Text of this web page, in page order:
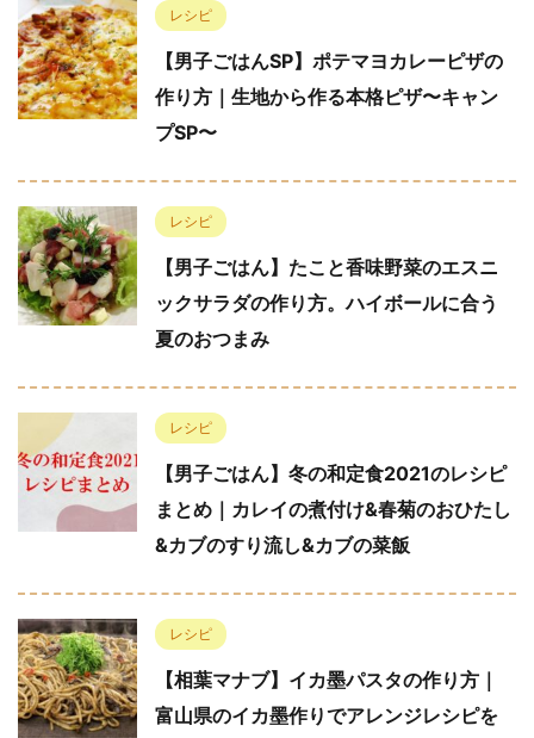
レシピ
【男子ごはんSP】ポテマヨカレーピザの
作り方｜生地から作る本格ピザ〜キャン
プSP〜
レシピ
【男子ごはん】たこと香味野菜のエスニ
ックサラダの作り方。ハイボールに合う
夏のおつまみ
レシピ
【男子ごはん】冬の和定食2021のレシピ
まとめ｜カレイの煮付け&春菊のおひたし
&カブのすり流し&カブの菜飯
レシピ
【相葉マナブ】イカ墨パスタの作り方｜
富山県のイカ墨作りでアレンジレシピを